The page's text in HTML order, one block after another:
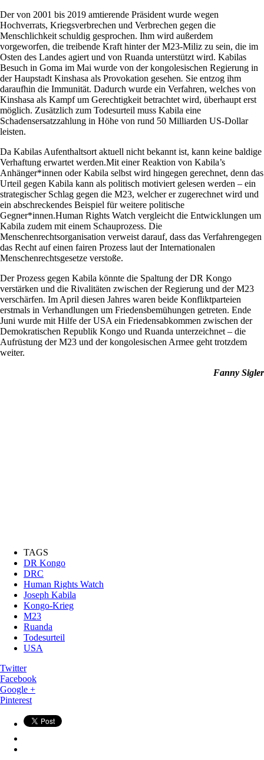
Der von 2001 bis 2019 amtierende Präsident wurde wegen
Hochverrats, Kriegsverbrechen und Verbrechen gegen die
Menschlichkeit schuldig gesprochen. Ihm wird außerdem
vorgeworfen, die treibende Kraft hinter der M23-Miliz zu sein, die im
Osten des Landes agiert und von Ruanda unterstützt wird. Kabilas
Besuch in Goma im Mai wurde von der kongolesischen Regierung in
der Haupstadt Kinshasa als Provokation gesehen. Sie entzog ihm
daraufhin die Immunität. Dadurch wurde ein Verfahren, welches von
Kinshasa als Kampf um Gerechtigkeit betrachtet wird, überhaupt erst
möglich. Zusätzlich zum Todesurteil muss Kabila eine
Schadensersatzzahlung in Höhe von rund 50 Milliarden US-Dollar
leisten.
Da Kabilas Aufenthaltsort aktuell nicht bekannt ist, kann keine baldige
Verhaftung erwartet werden.Mit einer Reaktion von Kabila’s
Anhänger*innen oder Kabila selbst wird hingegen gerechnet, denn das
Urteil gegen Kabila kann als politisch motiviert gelesen werden – ein
strategischer Schlag gegen die M23, welcher er zugerechnet wird und
ein abschreckendes Beispiel für weitere politische
Gegner*innen.Human Rights Watch vergleicht die Entwicklungen um
Kabila zudem mit einem Schauprozess. Die
Menschenrechtsorganisation verweist darauf, dass das Verfahrengegen
das Recht auf einen fairen Prozess laut der Internationalen
Menschenrechtsgesetze verstoße.
Der Prozess gegen Kabila könnte die Spaltung der DR Kongo
verstärken und die Rivalitäten zwischen der Regierung und der M23
verschärfen. Im April diesen Jahres waren beide Konfliktparteien
erstmals in Verhandlungen um Friedensbemühungen getreten. Ende
Juni wurde mit Hilfe der USA ein Friedensabkommen zwischen der
Demokratischen Republik Kongo und Ruanda unterzeichnet – die
Aufrüstung der M23 und der kongolesischen Armee geht trotzdem
weiter.
Fanny Sigler
TAGS
DR Kongo
DRC
Human Rights Watch
Joseph Kabila
Kongo-Krieg
M23
Ruanda
Todesurteil
USA
Twitter
Facebook
Google +
Pinterest